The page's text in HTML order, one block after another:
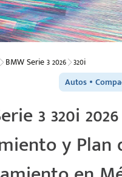
BMW Serie 3 2026 320i
Autos
3 320i
y Plan